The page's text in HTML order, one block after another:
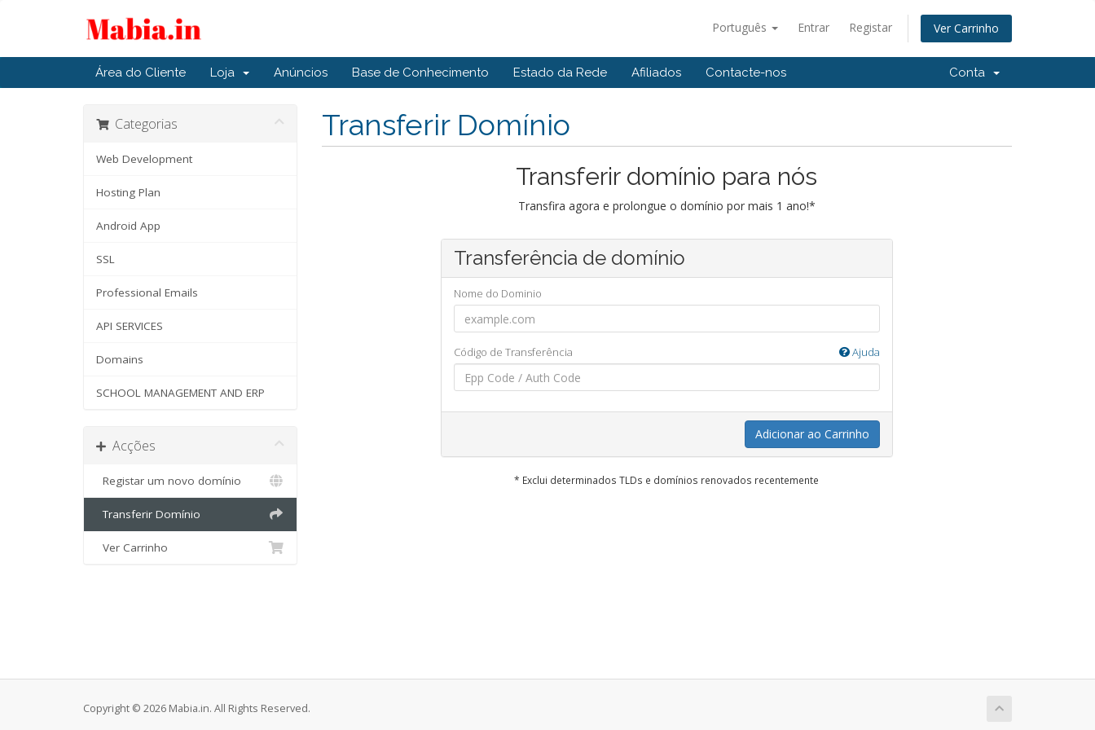
Português Entrar Registar Ver Carrinho
Área do Cliente Loja Anúncios Base de Conhecimento Estado da Rede Afiliados Contacte-nos Conta
Categorias
Web Development
Hosting Plan
Android App
SSL
Professional Emails
API SERVICES
Domains
SCHOOL MANAGEMENT AND ERP
Acções
Registar um novo domínio
Transferir Domínio
Ver Carrinho
Transferir Domínio
Transferir domínio para nós
Transfira agora e prolongue o domínio por mais 1 ano!*
Transferência de domínio
Nome do Dominio
Código de Transferência Ajuda
Adicionar ao Carrinho
* Exclui determinados TLDs e domínios renovados recentemente
Copyright © 2026 Mabia.in. All Rights Reserved.